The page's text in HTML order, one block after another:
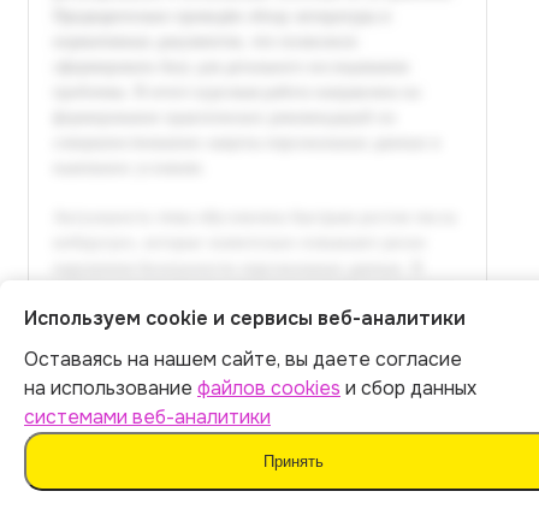
Итог:399р.
Оплатить
Используем cookie и сервисы веб-аналитики
Оставаясь на нашем сайте, вы даете согласие
на использование файлов cookies и сбор данных
системами веб-аналитики
Принять